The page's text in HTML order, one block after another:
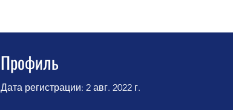
Профиль
Дата регистрации: 2 авг. 2022 г.